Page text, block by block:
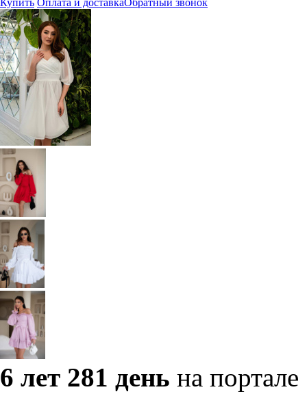
Купить Оплата и доставкаОбратный звонок
6 лет 281 день на портале